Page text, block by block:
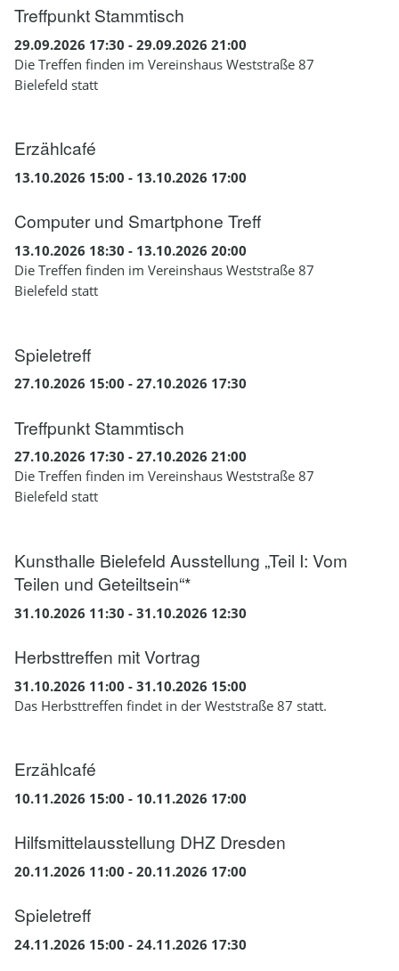
Treffpunkt Stammtisch
29.09.2026 17:30 - 29.09.2026 21:00
Die Treffen finden im Vereinshaus Weststraße 87
Bielefeld statt
Erzählcafé
13.10.2026 15:00 - 13.10.2026 17:00
Computer und Smartphone Treff
13.10.2026 18:30 - 13.10.2026 20:00
Die Treffen finden im Vereinshaus Weststraße 87
Bielefeld statt
Spieletreff
27.10.2026 15:00 - 27.10.2026 17:30
Treffpunkt Stammtisch
27.10.2026 17:30 - 27.10.2026 21:00
Die Treffen finden im Vereinshaus Weststraße 87
Bielefeld statt
Kunsthalle Bielefeld Ausstellung „Teil I: Vom
Teilen und Geteiltsein“*
31.10.2026 11:30 - 31.10.2026 12:30
Herbsttreffen mit Vortrag
31.10.2026 11:00 - 31.10.2026 15:00
Das Herbsttreffen findet in der Weststraße 87 statt.
Erzählcafé
10.11.2026 15:00 - 10.11.2026 17:00
Hilfsmittelausstellung DHZ Dresden
20.11.2026 11:00 - 20.11.2026 17:00
Spieletreff
24.11.2026 15:00 - 24.11.2026 17:30